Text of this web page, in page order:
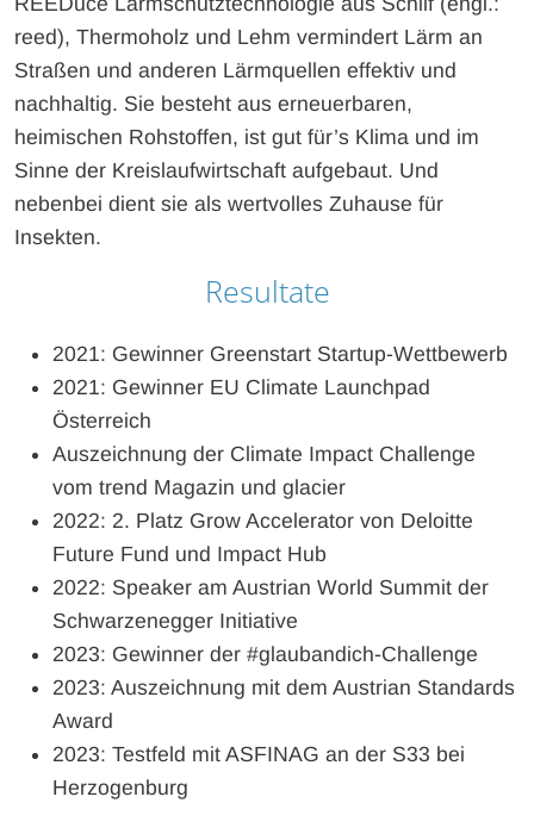
reed), Thermoholz und Lehm vermindert Lärm an
Straßen und anderen Lärmquellen effektiv und
nachhaltig. Sie besteht aus erneuerbaren,
heimischen Rohstoffen, ist gut für’s Klima und im
Sinne der Kreislaufwirtschaft aufgebaut. Und
nebenbei dient sie als wertvolles Zuhause für
Insekten.
Resultate
2021: Gewinner Greenstart Startup-Wettbewerb
2021: Gewinner EU Climate Launchpad
Österreich
Auszeichnung der Climate Impact Challenge
vom trend Magazin und glacier
2022: 2. Platz Grow Accelerator von Deloitte
Future Fund und Impact Hub
2022: Speaker am Austrian World Summit der
Schwarzenegger Initiative
2023: Gewinner der #glaubandich-Challenge
2023: Auszeichnung mit dem Austrian Standards
Award
2023: Testfeld mit ASFINAG an der S33 bei
Herzogenburg